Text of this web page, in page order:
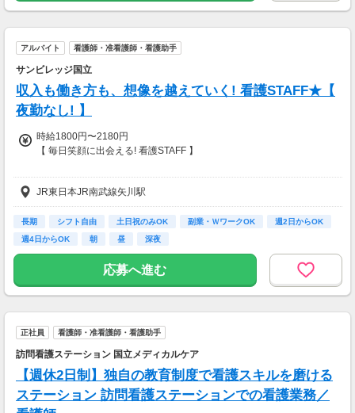
時給1,800円
一部支給
アルバイト 看護師・准看護師・看護助手
サンビレッジ国立
収入も働き方も、想像を越えていく! 看護STAFF★【
夜勤なし! 】
時給1800円〜2180円
【 毎日笑顔に出会える! 看護STAFF 】
「長く働ける会社にしたい」そんな想いのもと
最高のパフォーマンスを発揮できる環境を!
時給:1,800～2,180円
※研修期間は時給1,800円になります。
【交通費】
JR東日本JR南武線矢川駅
長期 シフト自由 土日祝のみOK 副業・ＷワークOK
週2日からOK
週4日からOK
朝 昼 深夜
応募へ進む
正社員 看護師・准看護師・看護助手
訪問看護ステーション 国立メディカルケア
【週休2日制】独自の教育制度で看護スキルを磨ける
ステーション 訪問看護ステーションでの看護業務／